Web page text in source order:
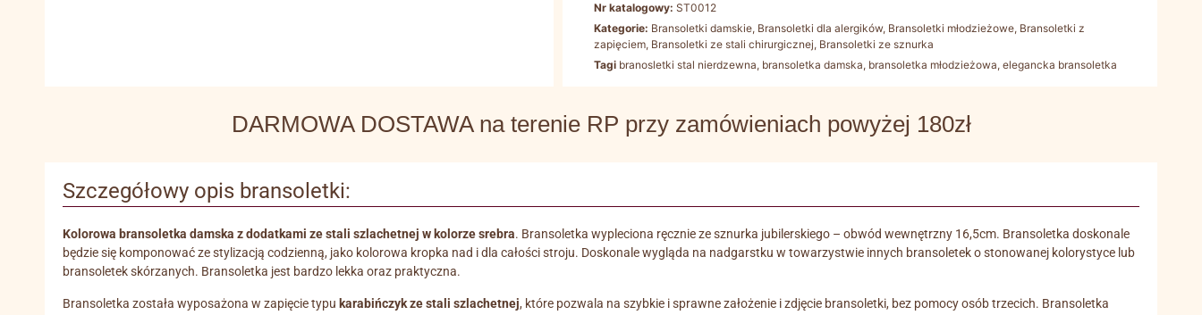
Nr katalogowy:ST0012
Kategorie: Bransoletki damskie, Bransoletki dla alergików, Bransoletki młodzieżowe, Bransoletki z
zapięciem, Bransoletki ze stali chirurgicznej, Bransoletki ze sznurka
Tagi branosletki stal nierdzewna, bransoletka damska, bransoletka młodzieżowa,elegancka bransoletka
DARMOWA DOSTAWA na terenie RP przy zamówieniach powyżej 180zł
Szczegółowy opis bransoletki:
Kolorowa bransoletka damska z dodatkami ze stali szlachetnej w kolorze srebra. Bransoletka wypleciona ręcznie ze sznurka jubilerskiego – obwód wewnętrzny 16,5cm. Bransoletka doskonale
będzie się komponować ze stylizacją codzienną, jako kolorowa kropka nad i dla całości stroju. Doskonale wygląda na nadgarstku w towarzystwie innych bransoletek o stonowanej kolorystyce lub
bransoletek skórzanych. Bransoletka jest bardzo lekka oraz praktyczna.
Bransoletka została wyposażona w zapięcie typu karabińczyk ze stali szlachetnej, które pozwala na szybkie i sprawne założenie i zdjęcie bransoletki, bez pomocy osób trzecich. Bransoletka